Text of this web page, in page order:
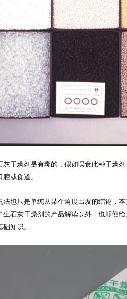
灰干燥剂是有毒的，假如误食此种干燥
或食道。
法也只是单纯从某个角度出发的结论，
生石灰干燥剂的产品解读以外，也顺便
知识。